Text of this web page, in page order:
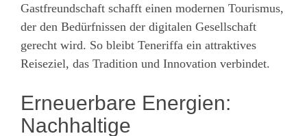
Gastfreundschaft schafft einen modernen Tourismus,
der den Bedürfnissen der digitalen Gesellschaft
gerecht wird. So bleibt Teneriffa ein attraktives
Reiseziel, das Tradition und Innovation verbindet.
Erneuerbare Energien:
Nachhaltige